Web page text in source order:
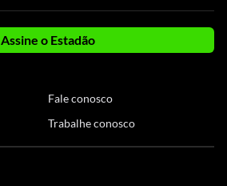
Assine o Estadão
Fale conosco
Trabalhe conosco